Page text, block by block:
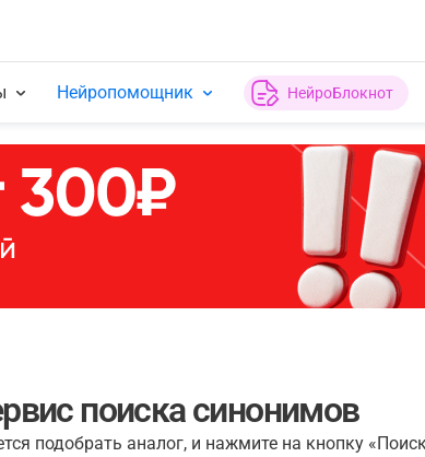
Нейропомощник НейроБлокнот
поиска синонимов
подобрать аналог, и нажмите на кнопку